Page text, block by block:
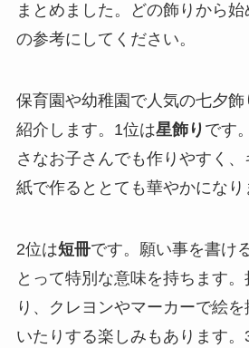
まとめました。どの飾りから
の参考にしてください。
保育園や幼稚園で人気の七夕
紹介します。1位は星飾り です
さなお子さんでも作りやすく、
紙で作るととても華やかになり
2位は短冊です。願い事を書け
とって特別な意味を持ちます
り、クレヨンやマーカーで絵
いたりする楽しみもあります。